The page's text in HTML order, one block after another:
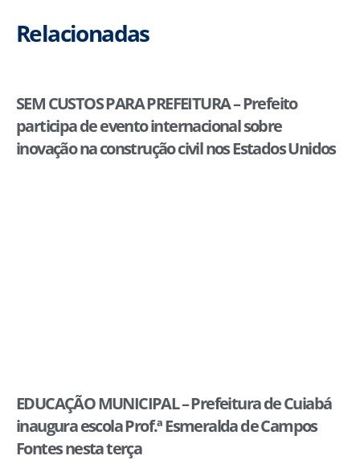
Relacionadas
SEM CUSTOS PARA PREFEITURA – Prefeito
participa de evento internacional sobre
inovação na construção civil nos Estados Unidos
EDUCAÇÃO MUNICIPAL – Prefeitura de Cuiabá
inaugura escola Prof.ª Esmeralda de Campos
Fontes nesta terça